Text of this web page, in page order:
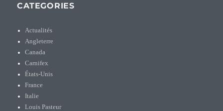
CATEGORIES
Actualités
Angleterre
Canada
Carnifex
États-Unis
France
Italie
Louis Pasteur